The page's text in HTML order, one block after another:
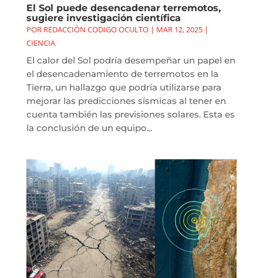
El Sol puede desencadenar terremotos,
sugiere investigación científica
POR REDACCIÓN CODIGO OCULTO| MAR 12, 2025|
CIENCIA
El calor del Sol podría desempeñar un papel en
el desencadenamiento de terremotos en la
Tierra, un hallazgo que podría utilizarse para
mejorar las predicciones sísmicas al tener en
cuenta también las previsiones solares. Esta es
la conclusión de un equipo...